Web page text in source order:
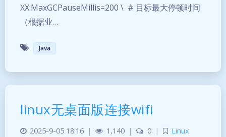
XX:MaxGCPauseMillis=200 \ # 目标最大停顿时间
（根据业…
Java
linux无桌面版连接wifi
2025-9-05 18:16 | 1,140 | 0 |
Linux